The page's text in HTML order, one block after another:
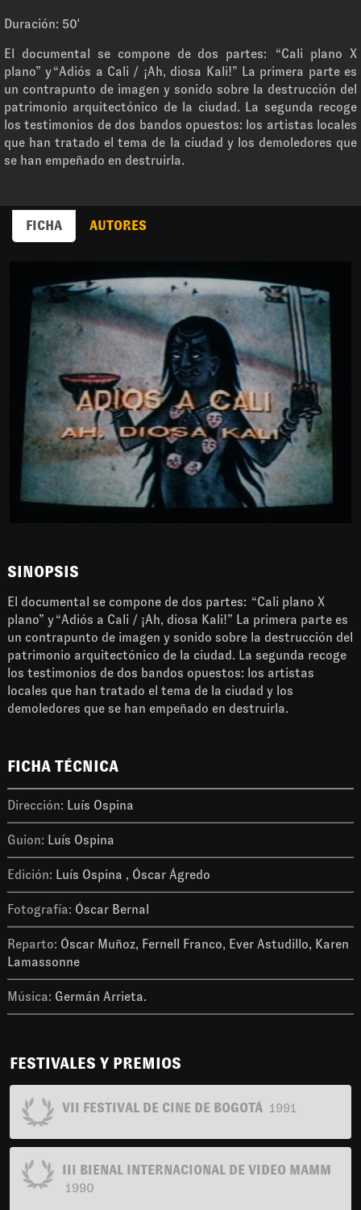
Duración: 50'
El documental se compone de dos partes: “Cali plano X
plano” y “Adiós a Cali / ¡Ah, diosa Kali!” La primera parte es
un contrapunto de imagen y sonido sobre la destrucción del
patrimonio arquitectónico de la ciudad. La segunda recoge
los testimonios de dos bandos opuestos: los artistas locales
que han tratado el tema de la ciudad y los demoledores que
se han empeñado en destruirla.
FICHA AUTORES
SINOPSIS
El documental se compone de dos partes: “Cali plano X
plano” y “Adiós a Cali / ¡Ah, diosa Kali!” La primera parte es
un contrapunto de imagen y sonido sobre la destrucción del
patrimonio arquitectónico de la ciudad. La segunda recoge
los testimonios de dos bandos opuestos: los artistas
locales que han tratado el tema de la ciudad y los
demoledores que se han empeñado en destruirla.
FICHA TÉCNICA
Dirección: Luís Ospina
Guion: Luís Ospina
Edición: Luís Ospina Óscar Ágredo
Fotografía: Óscar Bernal
Reparto: Óscar Muñoz, Fernell Franco, Ever Astudillo, Karen
Lamassonne
Música: Germán Arrieta.
FESTIVALES Y PREMIOS
VII FESTIVAL DE CINE DE BOGOTÁ 1991
III BIENAL INTERNACIONAL DE VIDEO MAMM
1990